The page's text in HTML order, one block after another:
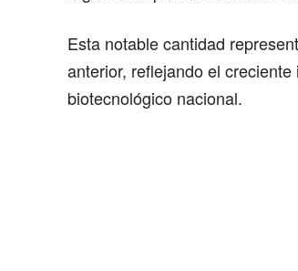
Esta notable cantidad
anterior, reflejando el
biotecnológico nacional.